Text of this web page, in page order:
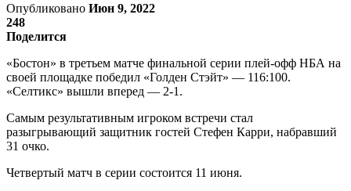
Опубликовано Июн 9, 2022
248
Поделится
«Бостон» в третьем матче финальной серии плей-офф НБА на
своей площадке победил «Голден Стэйт» — 116:100.
«Селтикс» вышли вперед — 2-1.
Самым результативным игроком встречи стал
разыгрывающий защитник гостей Стефен Карри, набравший
31 очко.
Четвертый матч в серии состоится 11 июня.